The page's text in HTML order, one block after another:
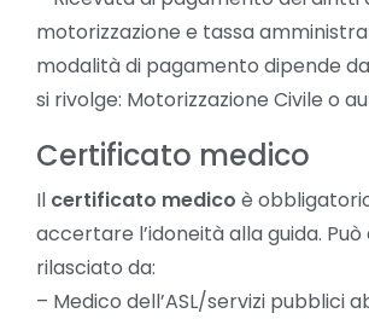
motorizzazione e tassa
modalità di pagamento dipende
si rivolge: Motorizzazione Civile o
Certificato medico
Il certificato medico è
accertare l’idoneità alla guida. Può
rilasciato da:
– Medico dell’ASL/servizi pubblici